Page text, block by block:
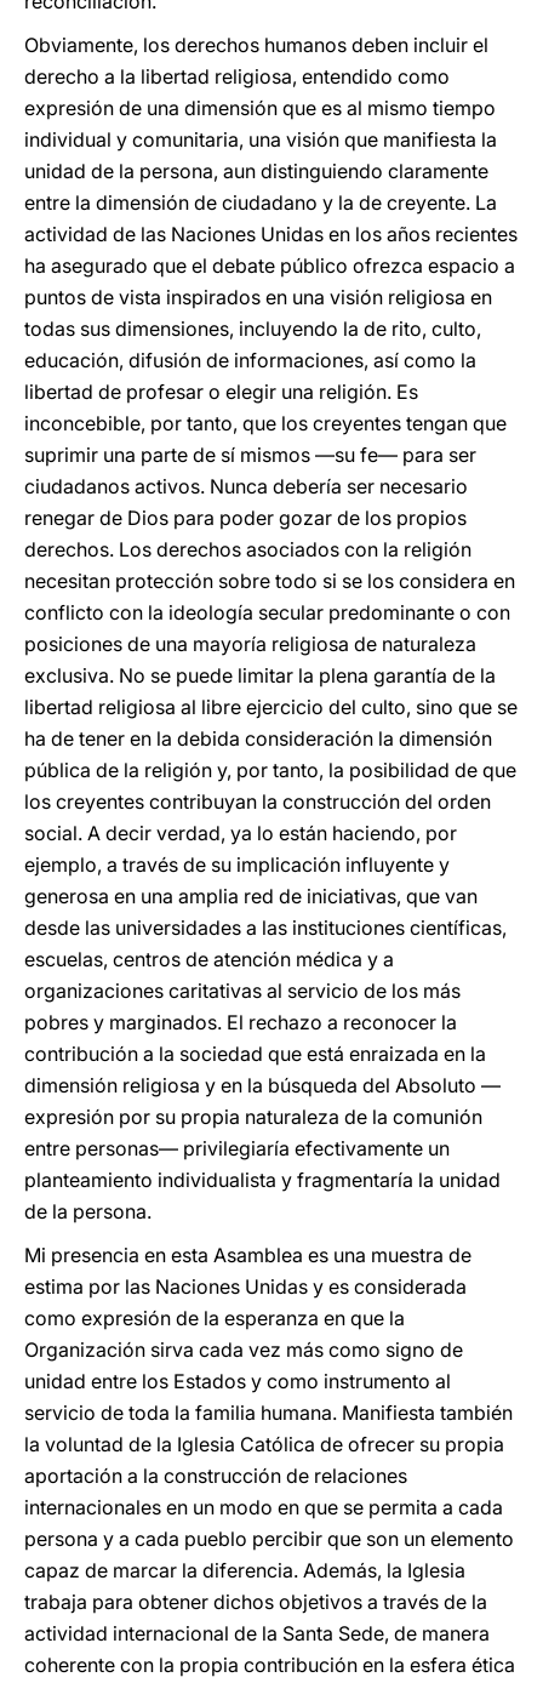
Obviamente, los derechos humanos deben incluir el
derecho a la libertad religiosa, entendido como
expresión de una dimensión que es al mismo tiempo
individual y comunitaria, una visión que manifiesta la
unidad de la persona, aun distinguiendo claramente
entre la dimensión de ciudadano y la de creyente. La
actividad de las Naciones Unidas en los años recientes
ha asegurado que el debate público ofrezca espacio a
puntos de vista inspirados en una visión religiosa en
todas sus dimensiones, incluyendo la de rito, culto,
educación, difusión de informaciones, así como la
libertad de profesar o elegir una religión. Es
inconcebible, por tanto, que los creyentes tengan que
suprimir una parte de sí mismos —su fe— para ser
ciudadanos activos. Nunca debería ser necesario
renegar de Dios para poder gozar de los propios
derechos. Los derechos asociados con la religión
necesitan protección sobre todo si se los considera en
conflicto con la ideología secular predominante o con
posiciones de una mayoría religiosa de naturaleza
exclusiva. No se puede limitar la plena garantía de la
libertad religiosa al libre ejercicio del culto, sino que se
ha de tener en la debida consideración la dimensión
pública de la religión y, por tanto, la posibilidad de que
los creyentes contribuyan la construcción del orden
social. A decir verdad, ya lo están haciendo, por
ejemplo, a través de su implicación influyente y
generosa en una amplia red de iniciativas, que van
desde las universidades a las instituciones científicas,
escuelas, centros de atención médica y a
organizaciones caritativas al servicio de los más
pobres y marginados. El rechazo a reconocer la
contribución a la sociedad que está enraizada en la
dimensión religiosa y en la búsqueda del Absoluto —
expresión por su propia naturaleza de la comunión
entre personas— privilegiaría efectivamente un
planteamiento individualista y fragmentaría la unidad
de la persona.
Mi presencia en esta Asamblea es una muestra de
estima por las Naciones Unidas y es considerada
como expresión de la esperanza en que la
Organización sirva cada vez más como signo de
unidad entre los Estados y como instrumento al
servicio de toda la familia humana. Manifiesta también
la voluntad de la Iglesia Católica de ofrecer su propia
aportación a la construcción de relaciones
internacionales en un modo en que se permita a cada
persona y a cada pueblo percibir que son un elemento
capaz de marcar la diferencia. Además, la Iglesia
trabaja para obtener dichos objetivos a través de la
actividad internacional de la Santa Sede, de manera
coherente con la propia contribución en la esfera ética